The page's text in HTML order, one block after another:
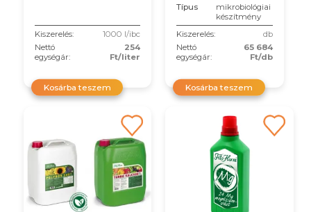
Kiszerelés:
1000 l/ibc
Nettó
egységár:
254
Ft/liter
Kosárba teszem
Típus
mikrobiológiai
készítmény
Kiszerelés:
db
Nettó
egységár:
65 684
Ft/db
Kosárba teszem